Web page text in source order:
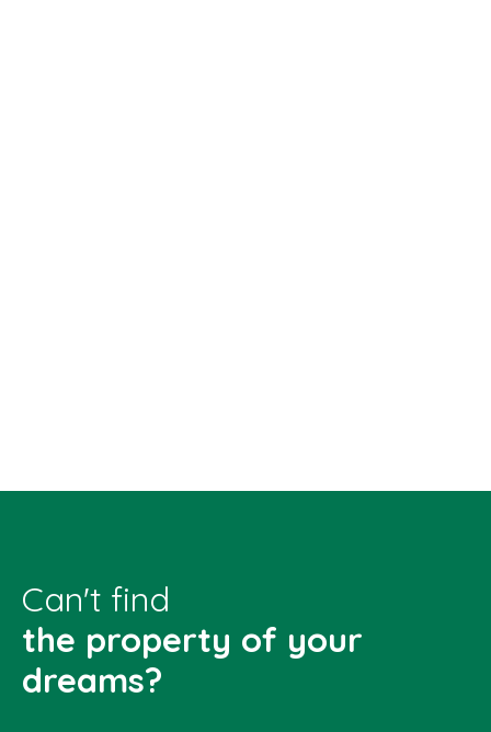
Can't find
the property of your
dreams?